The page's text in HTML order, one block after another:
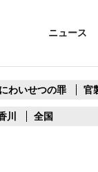
ニュース
わいせつの罪 官
川 全国